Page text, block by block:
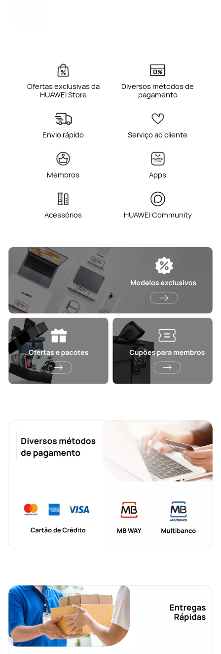
Ofertas exclusivas da
HUAWEI Store
Diversos métodos de
pagamento
Envio rápido Serviço ao cliente
Membros Apps
Acessórios HUAWEI Community